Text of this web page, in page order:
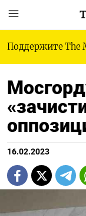
Поддержите The
16.02.2023